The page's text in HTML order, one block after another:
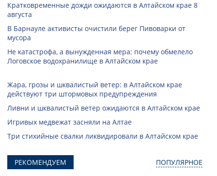
Кратковременные дожди ожидаются в Алтайском крае 8
августа
В Барнауле активисты очистили берег Пивоварки от
мусора
Не катастрофа, а вынужденная мера: почему обмелело
Логовское водохранилище в Алтайском крае
Жара, грозы и шквалистый ветер: в Алтайском крае
действуют три штормовых предупреждения
Ливни и шквалистый ветер ожидаются в Алтайском крае
Игривых медвежат засняли на Алтае
Три стихийные свалки ликвидировали в Алтайском крае
РЕКОМЕНДУЕМ ПОПУЛЯРНОЕ